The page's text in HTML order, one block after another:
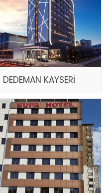
DEDEMAN KAYSERİ